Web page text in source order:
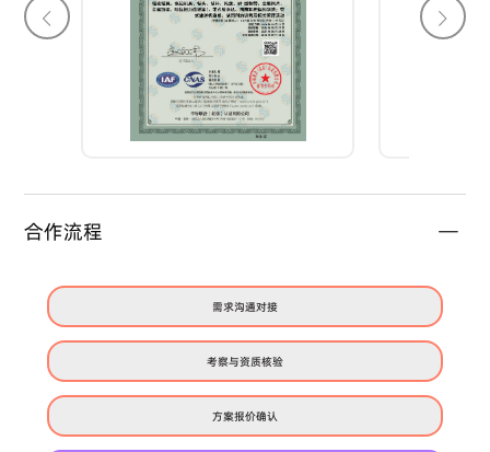
合作流程
需求沟通对接
考察与资质核验
方案报价确认